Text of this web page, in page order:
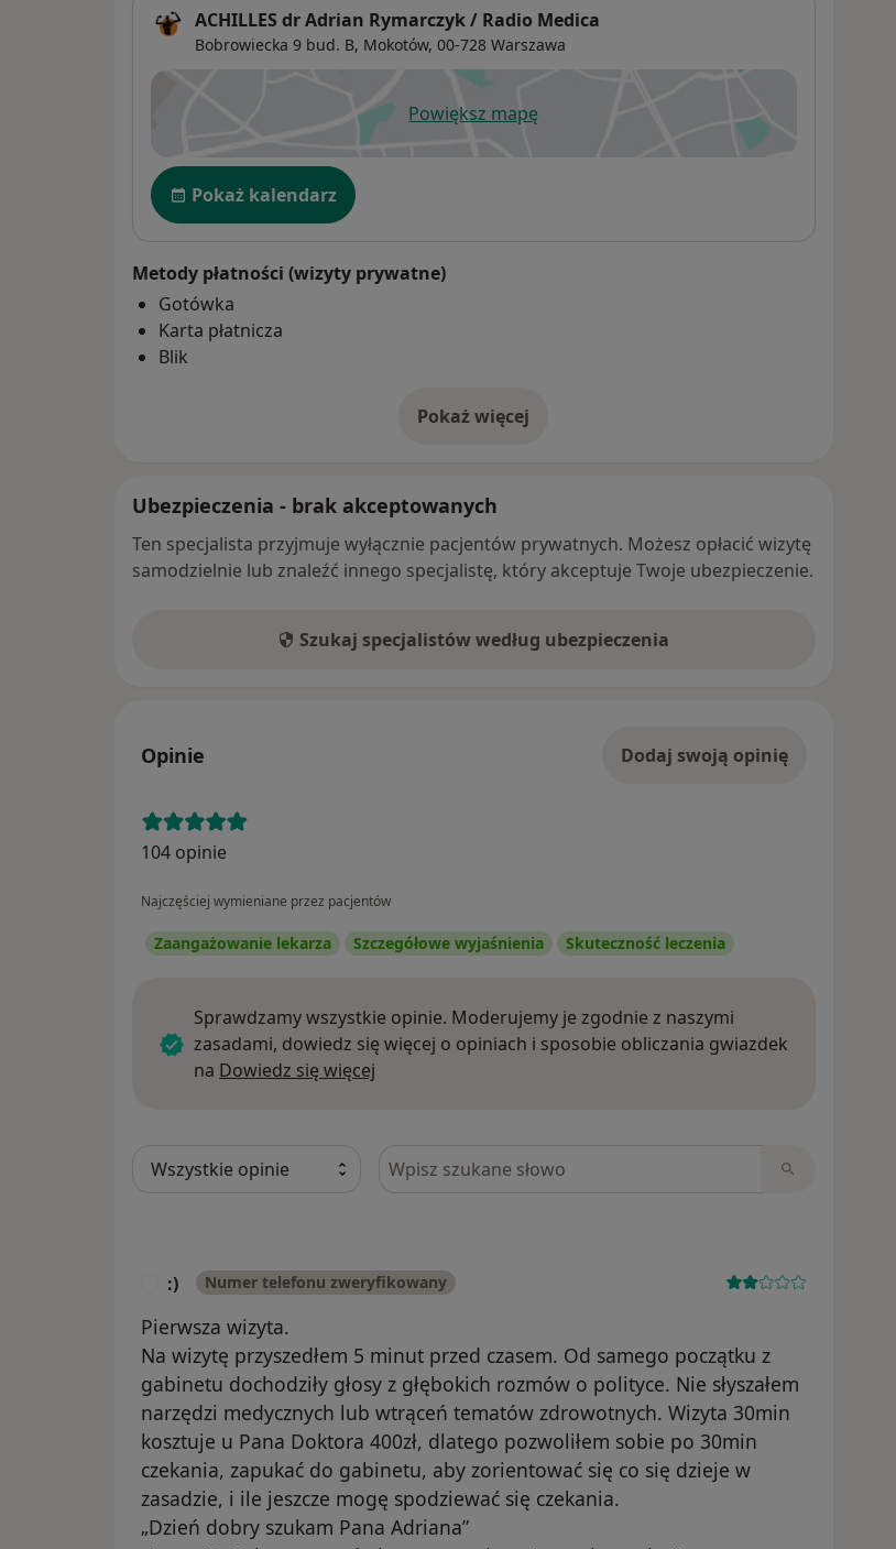
ACHILLES dr Adrian Rymarczyk / Radio Medica
Bobrowiecka 9 bud. B, Mokotów, 00-728 Warszawa
Powiększ mapęotwiera się w nowej karcie
Dostępność
Pokaż kalendarz
Metody płatności (wizyty prywatne)
Gotówka
Karta płatnicza
Blik
Pokaż więcej
o adresie
Ubezpieczenia - brak akceptowanych
Ten specjalista przyjmuje wyłącznie pacjentów prywatnych. Możesz opłacić wizytę
samodzielnie lub znaleźć innego specjalistę, który akceptuje Twoje ubezpieczenie.
Szukaj specjalistów według ubezpieczenia
Opinie Dodaj swoją opinię
104 opinie
Najczęściej wymieniane przez pacjentów
Zaangażowanie lekarza Szczegółowe wyjaśnienia Skuteczność leczenia
Sprawdzamy wszystkie opinie. Moderujemy je zgodnie z naszymi
zasadami, dowiedz się więcej o opiniach i sposobie obliczania gwiazdek
na Dowiedz się więcej
Szukaj w opiniach
:) Numer telefonu zweryfikowany
Pierwsza wizyta.
Na wizytę przyszedłem 5 minut przed czasem. Od samego początku z
gabinetu dochodziły głosy z głębokich rozmów o polityce. Nie słyszałem
narzędzi medycznych lub wtrąceń tematów zdrowotnych. Wizyta 30min
kosztuje u Pana Doktora 400zł, dlatego pozwoliłem sobie po 30min
czekania, zapukać do gabinetu, aby zorientować się co się dzieje w
zasadzie, i ile jeszcze mogę spodziewać się czekania.
„Dzień dobry szukam Pana Adriana”